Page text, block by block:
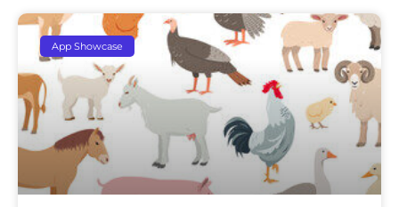
App Showcase